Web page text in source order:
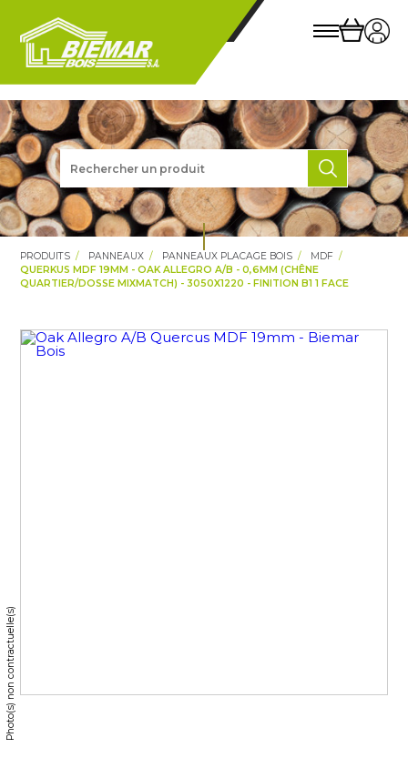
PRODUITS PANNEAUX PANNEAUX PLACAGE BOIS
MDF
QUERKUS MDF 19MM - OAK ALLEGRO A/B - 0,6MM (CHÊNE
QUARTIER/DOSSE MIXMATCH) - 3050X1220 - FINITION B1 1 FACE
Photo(s) non contractuelle(s)